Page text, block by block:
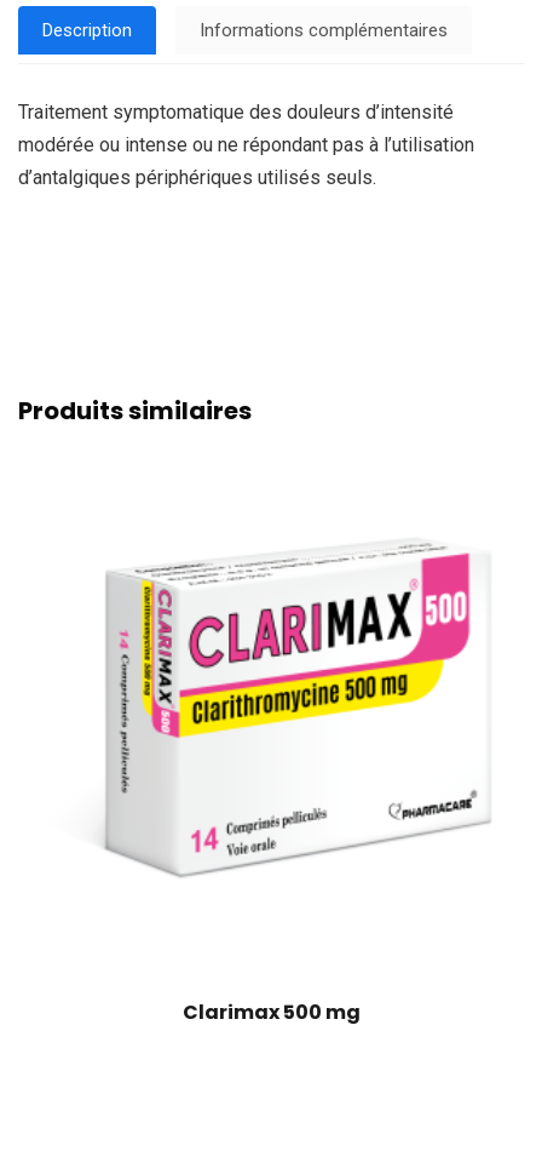
Description Informations complémentaires
Traitement symptomatique des douleurs d’intensité
modérée ou intense ou ne répondant pas à l’utilisation
d’antalgiques périphériques utilisés seuls.
Produits similaires
Clarimax 500 mg